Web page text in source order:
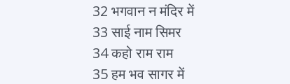
32 भगवान न मंदिर में
33 साई नाम सिमर
34 कहो राम राम
35 हम भव सागर में